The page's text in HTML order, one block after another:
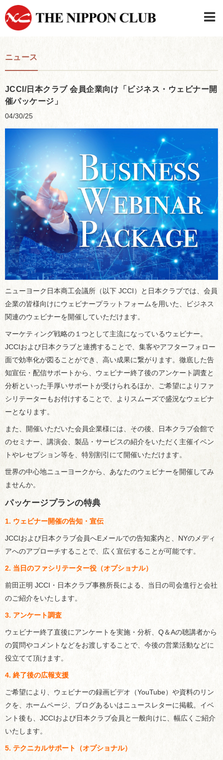
ニュース
JCCI/日本クラブ 会員企業向け「ビジネス・ウェビナー開
催パッケージ」
04/30/25
ニューヨーク日本商工会議所（以下 JCCI）と日本クラブでは、会員
企業の皆様向けにウェビナープラットフォームを用いた、ビジネス
関連のウェビナーを開催していただけます。
マーケティング戦略の１つとして主流になっているウェビナー。
JCCIおよび日本クラブと連携することで、集客やアフターフォロー
面で効率化が図ることができ、高い成果に繋がります。徹底した告
知宣伝・配信サポートから、ウェビナー終了後のアンケート調査と
分析といった手厚いサポートが受けられるほか、ご希望によりファ
シリテーターもお付けすることで、よりスムーズで盛況なウェビナ
ーとなります。
また、開催いただいた会員企業様には、その後、日本クラブ会館で
のセミナー、講演会、製品・サービスの紹介をいただく主催イベン
トやレセプション等を、特別割引にて開催いただけます。
世界の中心地ニューヨークから、あなたのウェビナーを開催してみ
ませんか。
パッケージプランの特典
1. ウェビナー開催の告知・宣伝
JCCIおよび日本クラブ会員へEメールでの告知案内と、NYのメディ
アへのアプローチすることで、広く宣伝することが可能です。
2. 当日のファシリテーター役（オプショナル）
前田正明 JCCI ・ 日本クラブ事務所長による、当日の司会進行と会社
のご紹介をいたします。
3. アンケート調査
ウェビナー終了直後にアンケートを実施・分析、Q＆Aの聴講者から
の質問やコメントなどをお渡しすることで、今後の営業活動などに
役立てて頂けます。
4. 終了後の広報支援
ご希望により、ウェビナーの録画ビデオ（YouTube）や資料のリン
クを、ホームページ、ブログあるいはニュースレターに掲載。イベ
ント後も、JCCIおよび日本クラブ会員と一般向けに、幅広くご紹介
いたします。
5. テクニカルサポート（オプショナル）
日本クラブメンバーログイン
連絡先・駐車場
はじめてご利用の方はこちら